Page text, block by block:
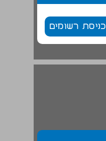
כניסת רשומים